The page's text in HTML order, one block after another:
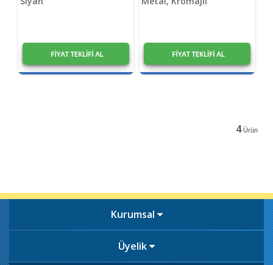
4Ürün
Kurumsal
Üyelik